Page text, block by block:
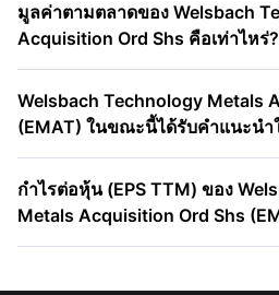
มูลค่าตามตลาดของ Welsbach
Acquisition Ord Shs คือเท่าไหร่?
Welsbach Technology Metals
(EMAT) ในขณะนี้ได้รับคำแนะนำ
กําไรต่อหุ้น (EPS TTM) ของ
Metals Acquisition Ord Shs